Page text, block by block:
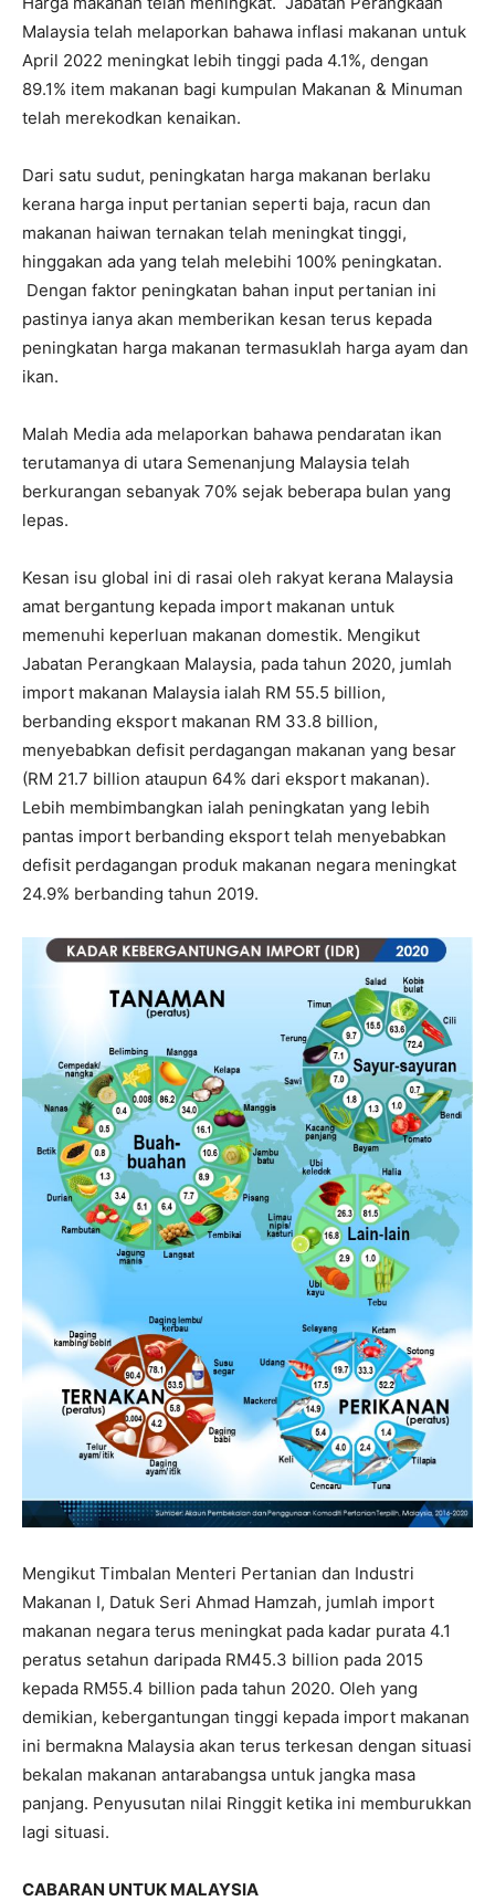
Malaysia telah melaporkan bahawa inflasi makanan untuk
April 2022 meningkat lebih tinggi pada 4.1%, dengan
89.1% item makanan bagi kumpulan Makanan & Minuman
telah merekodkan kenaikan.
Dari satu sudut, peningkatan harga makanan berlaku
kerana harga input pertanian seperti baja, racun dan
makanan haiwan ternakan telah meningkat tinggi,
hinggakan ada yang telah melebihi 100% peningkatan.
Dengan faktor peningkatan bahan input pertanian ini
pastinya ianya akan memberikan kesan terus kepada
peningkatan harga makanan termasuklah harga ayam dan
ikan.
Malah Media ada melaporkan bahawa pendaratan ikan
terutamanya di utara Semenanjung Malaysia telah
berkurangan sebanyak 70% sejak beberapa bulan yang
lepas.
Kesan isu global ini di rasai oleh rakyat kerana Malaysia
amat bergantung kepada import makanan untuk
memenuhi keperluan makanan domestik. Mengikut
Jabatan Perangkaan Malaysia, pada tahun 2020, jumlah
import makanan Malaysia ialah RM 55.5 billion,
berbanding eksport makanan RM 33.8 billion,
menyebabkan defisit perdagangan makanan yang besar
(RM 21.7 billion ataupun 64% dari eksport makanan).
Lebih membimbangkan ialah peningkatan yang lebih
pantas import berbanding eksport telah menyebabkan
defisit perdagangan produk makanan negara meningkat
24.9% berbanding tahun 2019.
Mengikut Timbalan Menteri Pertanian dan Industri
Makanan I, Datuk Seri Ahmad Hamzah, jumlah import
makanan negara terus meningkat pada kadar purata 4.1
peratus setahun daripada RM45.3 billion pada 2015
kepada RM55.4 billion pada tahun 2020. Oleh yang
demikian, kebergantungan tinggi kepada import makanan
ini bermakna Malaysia akan terus terkesan dengan situasi
bekalan makanan antarabangsa untuk jangka masa
panjang. Penyusutan nilai Ringgit ketika ini memburukkan
lagi situasi.
CABARAN UNTUK MALAYSIA